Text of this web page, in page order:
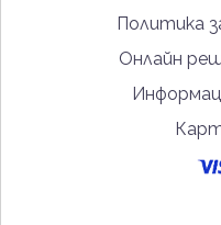
Политика
Онлайн